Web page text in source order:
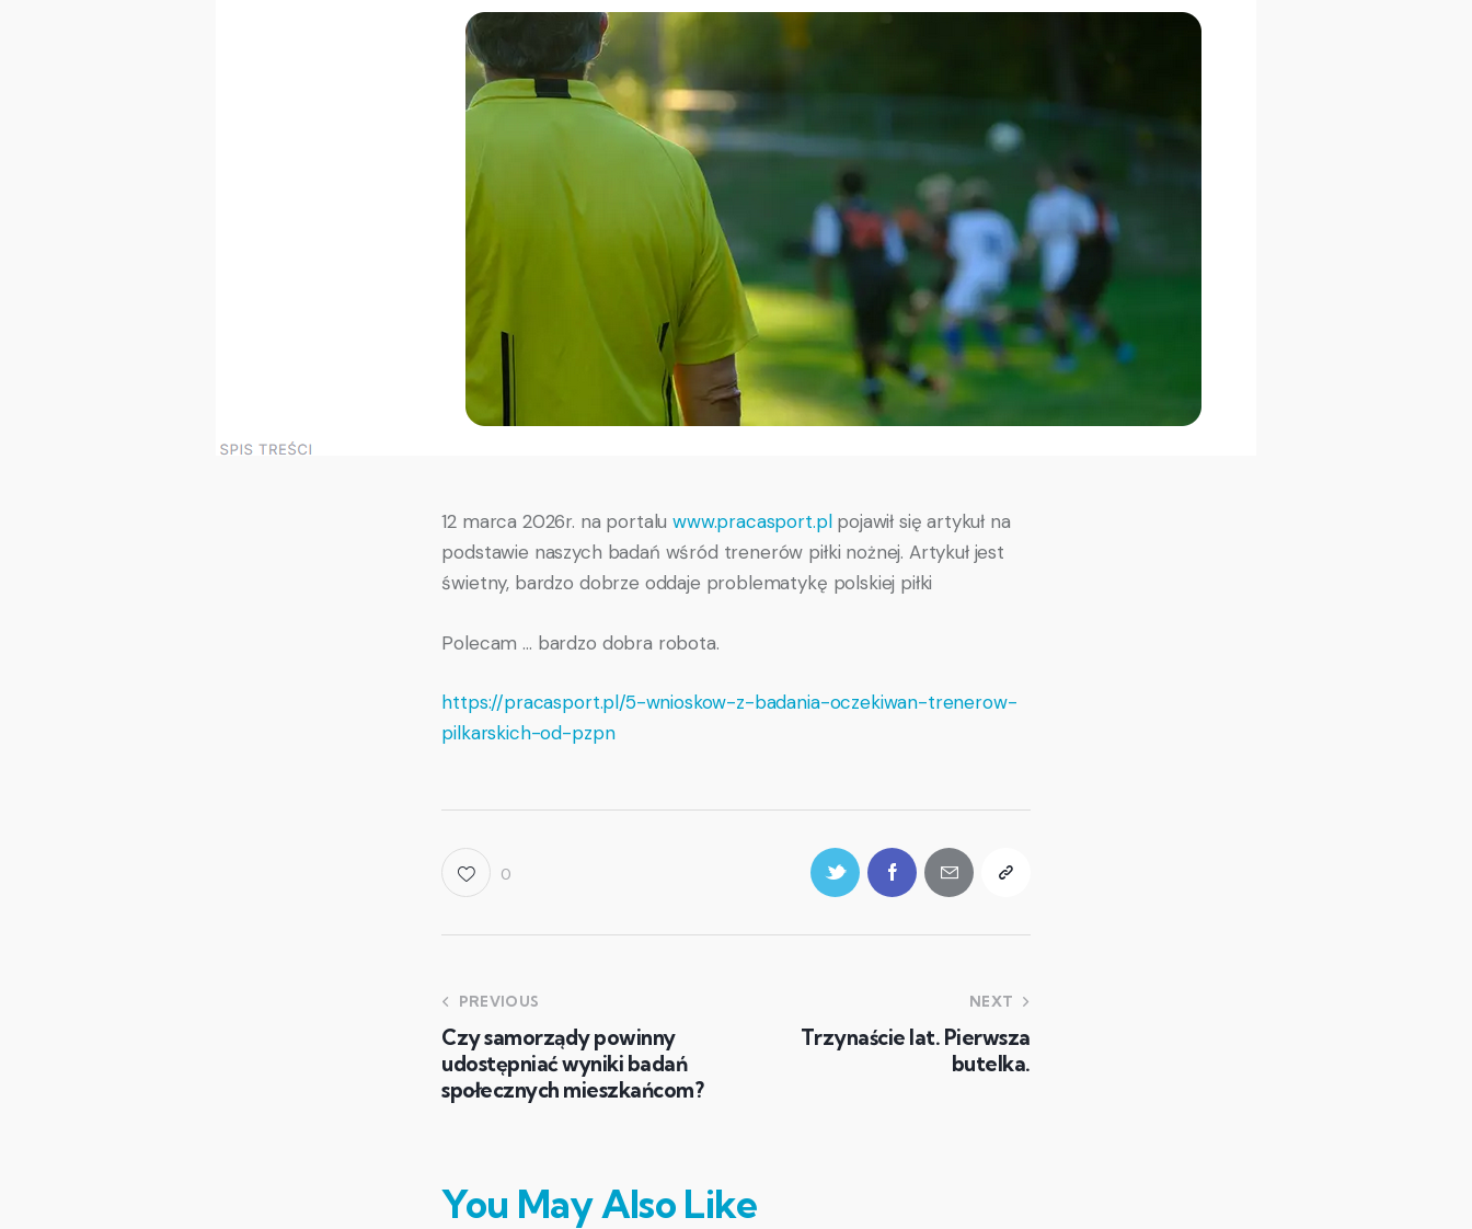
12 marca 2026r. na portaluwww.pracasport.plpojawił się artykuł na
podstawie naszych badań wśród trenerów piłki nożnej. Artykuł jest
świetny, bardzo dobrze oddaje problematykę polskiej piłki
Polecam … bardzo dobra robota.
https://pracasport.pl/5-wnioskow-z-badania-oczekiwan-trenerow-
pilkarskich-od-pzpn
0
PREVIOUS
Czy samorządy powinny
udostępniać wyniki badań
społecznych mieszkańcom?
NEXT
Trzynaście lat. Pierwsza
butelka.
You May Also Like